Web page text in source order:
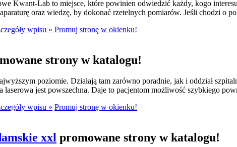
Kwant-Lab to miejsce, które powinien odwiedzić każdy, kogo
oraz wiedzę, by dokonać rzetelnych pomiarów. Jeśli chodzi o
wpisu » Promuj stronę w okienku!
strony w katalogu!
poziomie. Działają tam zarówno poradnie, jak i oddział
jest powszechna. Daje to pacjentom możliwość szybkiego
wpisu » Promuj stronę w okienku!
xxl promowane strony w katalogu!